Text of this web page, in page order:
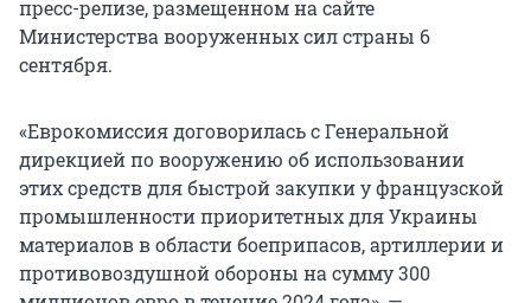
пресс-релизе, размещенном на сайте
Министерства вооруженных сил страны 6
сентября.
«Еврокомиссия договорилась с Генеральной
дирекцией по вооружению об использовании
этих средств для быстрой закупки у французской
промышленности приоритетных для Украины
материалов в области боеприпасов, артиллерии и
противовоздушной обороны на сумму 300